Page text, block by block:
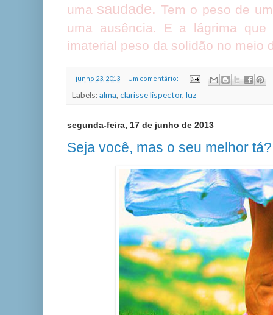
uma saudade. Tem o peso de
uma ausência. E a lágrima
imaterial peso da solidão no meio
-junho 23, 2013 Um comentário:
Labels:alma, clarisse lispector, luz
segunda-feira, 17 de junho de 2013
Seja você, mas o seu melhor tá?